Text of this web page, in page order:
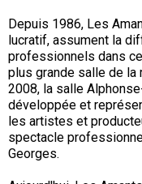
Depuis 1986, Les
lucratif, assument la
professionnels dans
plus grande salle de la
2008, la salle
développée et
les artistes et
spectacle
Georges.